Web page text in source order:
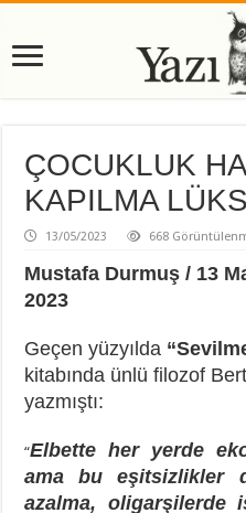
ÇOCUKLUK
KAPILMA
13/05/2023 668
Mustafa Durmuş / 13
2023
Geçen yüzyılda
kitabında ünlü filozof
yazmıştı:
“Elbette her yerde
ama bu eşitsizlikler
azalma, oligarşilerde